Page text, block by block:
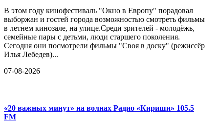
В этом году кинофестиваль "Окно в Европу" порадовал
выборжан и гостей города возможностью смотреть фильмы
в летнем кинозале, на улице.Среди зрителей - молодёжь,
семейные пары с детьми, люди старшего поколения.
Сегодня они посмотрели фильмы "Своя в доску" (режиссёр
Илья Лебедев)...
07-08-2026
«20 важных минут» на волнах Радио «Кириши» 105.5
FM